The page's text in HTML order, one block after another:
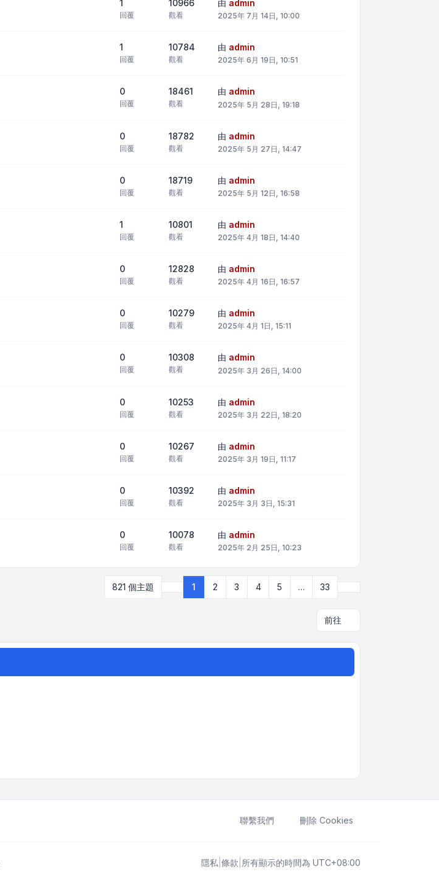
1
回覆
10966
觀看
由 admin
2025年 7月 14日, 10:00
1
回覆
10784
觀看
由 admin
2025年 6月 19日, 10:51
0
回覆
18461
觀看
由 admin
2025年 5月 28日, 19:18
0
回覆
18782
觀看
由 admin
2025年 5月 27日, 14:47
0
回覆
18719
觀看
由 admin
2025年 5月 12日, 16:58
1
回覆
10801
觀看
由 admin
2025年 4月 18日, 14:40
0
回覆
12828
觀看
由 admin
2025年 4月 16日, 16:57
0
回覆
10279
觀看
由 admin
2025年 4月 1日, 15:11
0
回覆
10308
觀看
由 admin
2025年 3月 26日, 14:00
0
回覆
10253
觀看
由 admin
2025年 3月 22日, 18:20
0
回覆
10267
觀看
由 admin
2025年 3月 19日, 11:17
0
回覆
10392
觀看
由 admin
2025年 3月 3日, 15:31
0
回覆
10078
觀看
由 admin
2025年 2月 25日, 10:23
821 個主題 第1 頁 (共 33 頁)
1 2 3 4 5 … 33
前往
聯繫我們 刪除 Cookies
隱私 條款 所有顯示的時間為 UTC+08:00